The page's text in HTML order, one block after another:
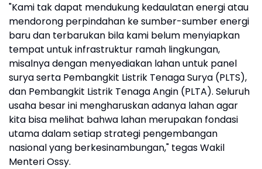
"Kami tak dapat mendukung kedaulatan energi atau
mendorong perpindahan ke sumber-sumber energi
baru dan terbarukan bila kami belum menyiapkan
tempat untuk infrastruktur ramah lingkungan,
misalnya dengan menyediakan lahan untuk panel
surya serta Pembangkit Listrik Tenaga Surya (PLTS),
dan Pembangkit Listrik Tenaga Angin (PLTA). Seluruh
usaha besar ini mengharuskan adanya lahan agar
kita bisa melihat bahwa lahan merupakan fondasi
utama dalam setiap strategi pengembangan
nasional yang berkesinambungan," tegas Wakil
Menteri Ossy.